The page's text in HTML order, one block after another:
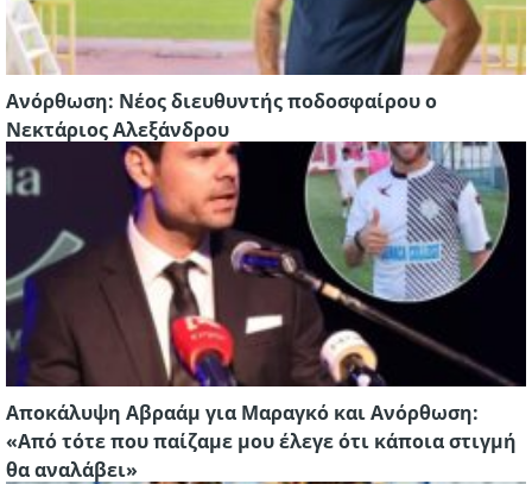
Ανόρθωση: Νέος διευθυντής ποδοσφαίρου ο
Νεκτάριος Αλεξάνδρου
Αποκάλυψη Αβραάμ για Μαραγκό και Ανόρθωση:
«Από τότε που παίζαμε μου έλεγε ότι κάποια στιγμή
θα αναλάβει»